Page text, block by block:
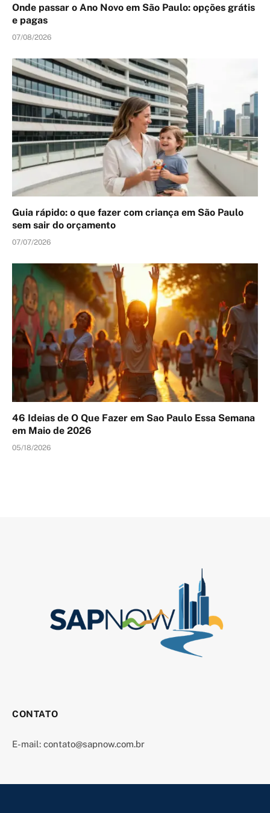
Onde passar o Ano Novo em São Paulo: opções grátis
e pagas
07/08/2026
Guia rápido: o que fazer com criança em São Paulo
sem sair do orçamento
07/07/2026
46 Ideias de O Que Fazer em Sao Paulo Essa Semana
em Maio de 2026
05/18/2026
CONTATO
E-mail: contato@sapnow.com.br